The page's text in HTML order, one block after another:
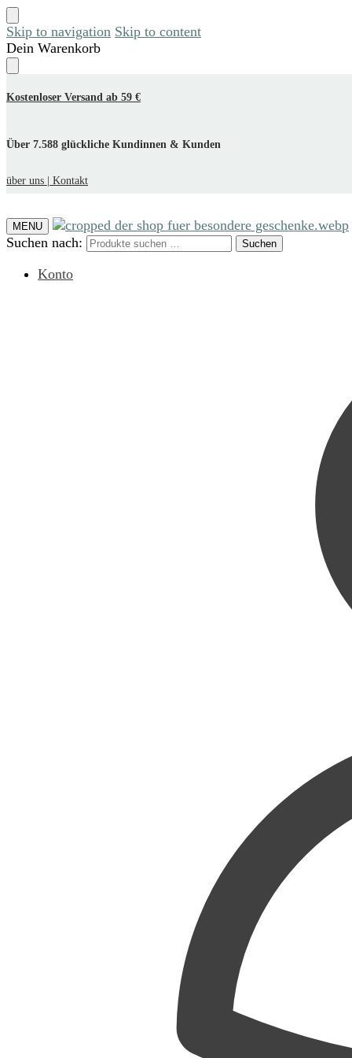
Skip to navigation Skip to content
Dein Warenkorb
Kostenloser Versand ab 59 €
Über 7.588 glückliche Kundinnen & Kunden
über uns | Kontakt
MENU
Suchen nach: Suchen
Konto